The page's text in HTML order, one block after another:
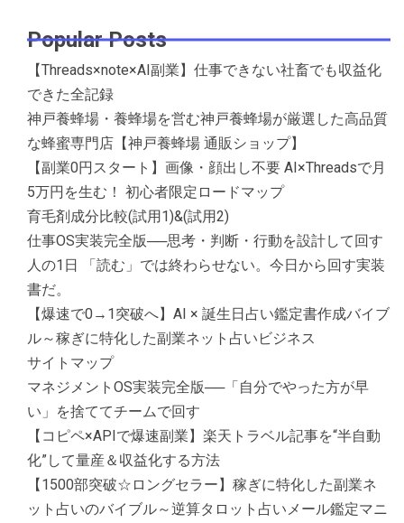
Popular Posts
【Threads×note×AI副業】仕事できない社畜でも収益化
できた全記録
神戸養蜂場・養蜂場を営む神戸養蜂場が厳選した高品質
な蜂蜜専門店【神戸養蜂場 通販ショップ】
【副業0円スタート】画像・顔出し不要 AI×Threadsで月
5万円を生む！ 初心者限定ロードマップ
育毛剤成分比較(試用1)&(試用2)
仕事OS実装完全版──思考・判断・行動を設計して回す
人の1日 「読む」では終わらせない。今日から回す実装
書だ。
【爆速で0→1突破へ】AI × 誕生日占い鑑定書作成バイブ
ル～稼ぎに特化した副業ネット占いビジネス
サイトマップ
マネジメントOS実装完全版──「自分でやった方が早
い」を捨ててチームで回す
【コピペ×APIで爆速副業】楽天トラベル記事を“半自動
化”して量産＆収益化する方法
【1500部突破☆ロングセラー】稼ぎに特化した副業ネ
ット占いのバイブル～逆算タロット占いメール鑑定マニ